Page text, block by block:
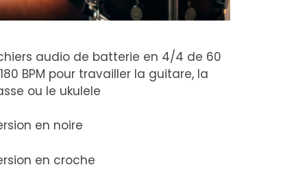
audio de batterie en 4/4 de 60
BPM pour travailler la guitare, la
ou le ukulele
en noire
en croche